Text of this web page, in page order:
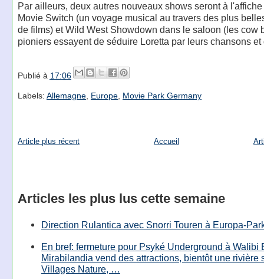
Par ailleurs, deux autres nouveaux shows seront à
Movie Switch (un voyage musical au travers des plus
de films) et Wild West Showdown dans le saloon (les cow
pioniers essayent de séduire Loretta par leurs chansons et
Publié à 17:06
Labels: Allemagne, Europe, Movie Park Germany
Article plus récent Accueil
Articles les plus lus cette semaine
Direction Rulantica avec Snorri Touren à Europa-
En bref: fermeture pour Psyké Underground à Walibi
Mirabilandia vend des attractions, bientôt une rivière
Villages Nature, …